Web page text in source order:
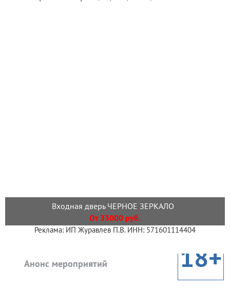
Входная дверь ЧЕРНОЕ ЗЕРКАЛО
От 33000 руб.
Реклама: ИП Журавлев П.В. ИНН: 571601114404
Анонс мероприятий 18+